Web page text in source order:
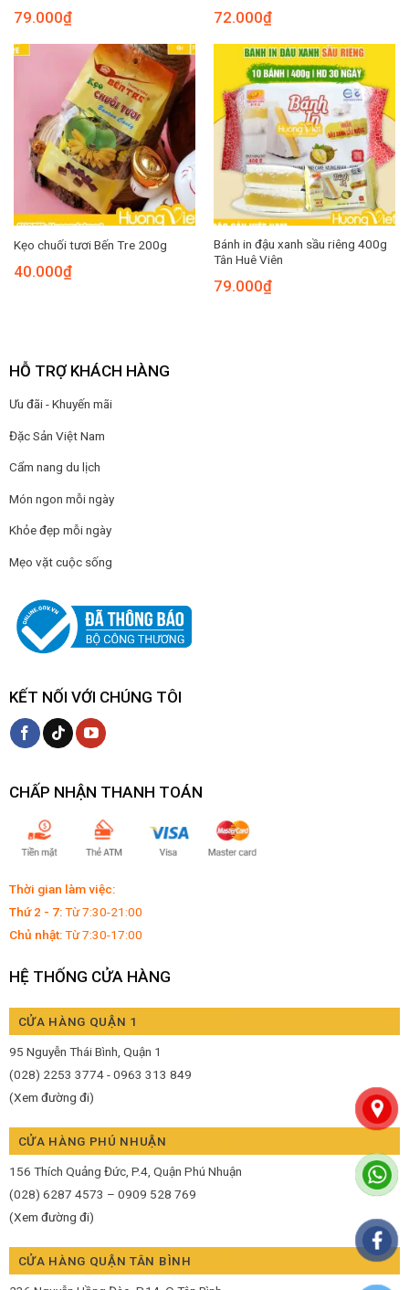
79.000₫ 72.000₫
Kẹo chuối tươi Bến Tre 200g
40.000₫
Bánh in đậu xanh sầu riêng 400g
Tân Huê Viên
79.000₫
HỖ TRỢ KHÁCH HÀNG
Ưu đãi - Khuyến mãi
Đặc Sản Việt Nam
Cẩm nang du lịch
Món ngon mỗi ngày
Khỏe đẹp mỗi ngày
Mẹo vặt cuộc sống
KẾT NỐI VỚI CHÚNG TÔI
CHẤP NHẬN THANH TOÁN
Thời gian làm việc:
Thứ 2 - 7:Từ 7:30-21:00
Chủ nhật:Từ 7:30-17:00
HỆ THỐNG CỬA HÀNG
CỬA HÀNG QUẬN 1
95 Nguyễn Thái Bình, Quận 1
(028) 2253 3774 - 0963 313 849
(Xem đường đi)
CỬA HÀNG PHÚ NHUẬN
156 Thích Quảng Đức, P.4, Quận Phú Nhuận
(028) 6287 4573 – 0909 528 769
(Xem đường đi)
CỬA HÀNG QUẬN TÂN BÌNH